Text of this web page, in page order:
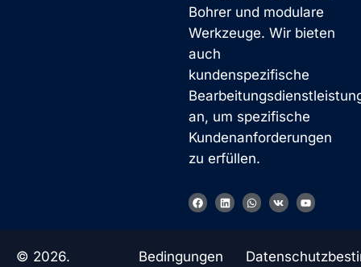
Bohrer und modulare
Werkzeuge. Wir bieten
auch
kundenspezifische
an, um spezifische
Kundenanforderungen
zu erfüllen.
F
a
o
L
i
W
h
a
p
V
k
Y
o
e
© 2026.
Bedingungen